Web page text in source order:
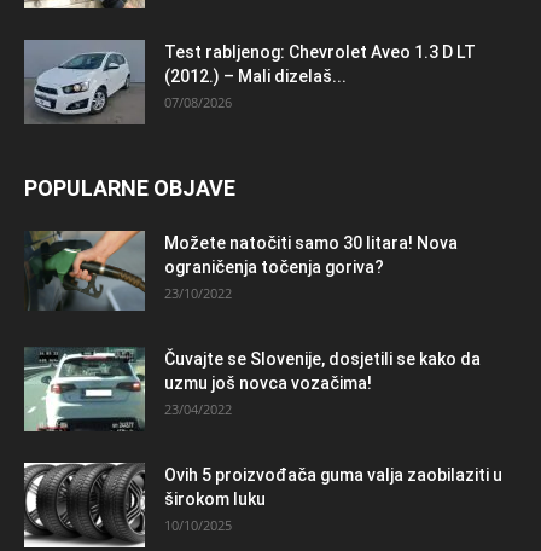
Test rabljenog: Chevrolet Aveo 1.3 D LT
(2012.) – Mali dizelaš...
07/08/2026
POPULARNE OBJAVE
Možete natočiti samo 30 litara! Nova
ograničenja točenja goriva?
23/10/2022
Čuvajte se Slovenije, dosjetili se kako da
uzmu još novca vozačima!
23/04/2022
Ovih 5 proizvođača guma valja zaobilaziti u
širokom luku
10/10/2025